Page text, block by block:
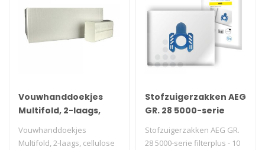
Vouwhanddoekjes
Multifold, 2-laags,
cellulose wit, 3060
stuks
Vouwhanddoekjes
Multifold, 2-laags, cellulose
Stofzuigerzakken AEG
GR. 28 5000-serie
filterplus - 10 stuks
Stofzuigerzakken AEG GR.
28 5000-serie filterplus - 10